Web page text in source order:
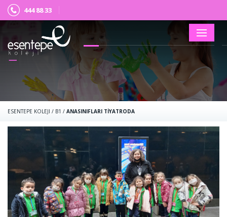
444 88 33
×
ESENTEPE KOLEJI / B1 / ANASINIFLARI TİYATRODA